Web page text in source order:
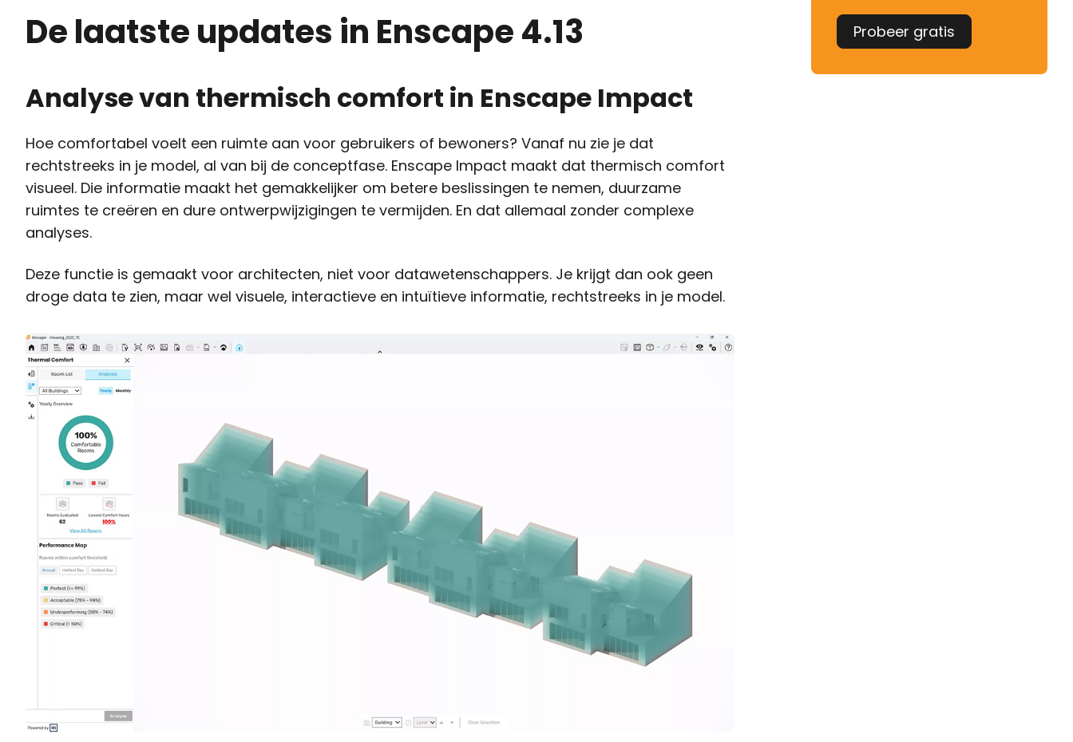
De laatste updates in Enscape 4.13
Analyse van thermisch comfort in Enscape Impact
Hoe comfortabel voelt een ruimte aan voor gebruikers of bewoners? Vanaf nu zie je dat
rechtstreeks in je model, al van bij de conceptfase. Enscape Impact maakt dat thermisch comfort
visueel. Die informatie maakt het gemakkelijker om betere beslissingen te nemen, duurzame
ruimtes te creëren en dure ontwerpwijzigingen te vermijden. En dat allemaal zonder complexe
analyses.
Deze functie is gemaakt voor architecten, niet voor datawetenschappers. Je krijgt dan ook geen
droge data te zien, maar wel visuele, interactieve en intuïtieve informatie, rechtstreeks in je model.
Probeer gratis